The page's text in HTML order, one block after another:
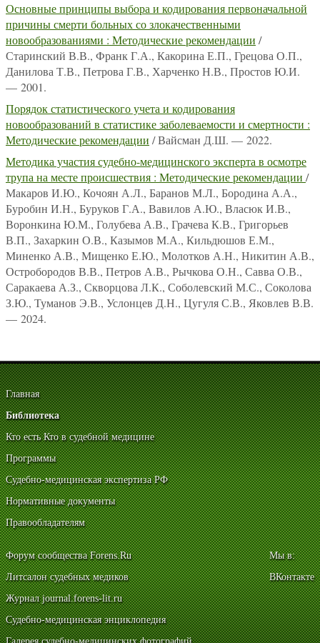
Основные принципы выбора и кодирования первоначальной
причины смерти больных со злокачественными
новообразованиями : Методические рекомендации /
Старинский В.В., Франк Г.А., Какорина Е.П., Грецова О.П.,
Данилова Т.В., Петрова Г.В., Харченко Н.В., Простов Ю.И.
— 2001.
Порядок статистического учета и кодирования
новообразований в статистике заболеваемости и смертности :
Методические рекомендации / Вайсман Д.Ш. — 2022.
Методика участия судебно-медицинского эксперта в осмотре
трупа на месте происшествия : Методические рекомендации /
Макаров И.Ю., Кочоян А.Л., Баранов М.Л., Бородина А.А.,
Буробин И.Н., Буруков Г.А., Вавилов А.Ю., Власюк И.В.,
Воронкина Ю.М., Голубева А.В., Грачева К.В., Григорьев
В.П., Захаркин О.В., Казымов М.А., Кильдюшов Е.М.,
Миненко А.В., Мищенко Е.Ю., Молотков А.Н., Никитин А.В.,
Остробородов В.В., Петров А.В., Рычкова О.Н., Савва О.В.,
Саракаева А.З., Скворцова Л.К., Соболевский М.С., Соколова
З.Ю., Туманов Э.В., Услонцев Д.Н., Цугуля С.В., Яковлев В.В.
— 2024.
Главная
Библиотека
Кто есть Кто в судебной медицине
Программы
Судебно-медицинская экспертиза РФ
Нормативные документы
Правообладателям
Форум сообщества Forens.Ru
Литсалон судебных медиков
Журнал journal.forens-lit.ru
Судебно-медицинская энциклопедия
Мы в:
ВКонтакте